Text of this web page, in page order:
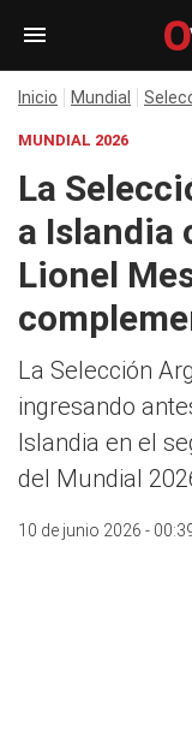
Inicio Mundial
MUNDIAL 2026
La
a Islandia
Lionel
La Selección
ingresando
Islandia en el
del Mundial
10 de junio 2026 -